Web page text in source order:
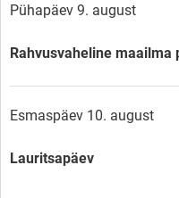
Pühapäev 9. august
Rahvusvaheline maailma
Esmaspäev 10. august
Lauritsapäev